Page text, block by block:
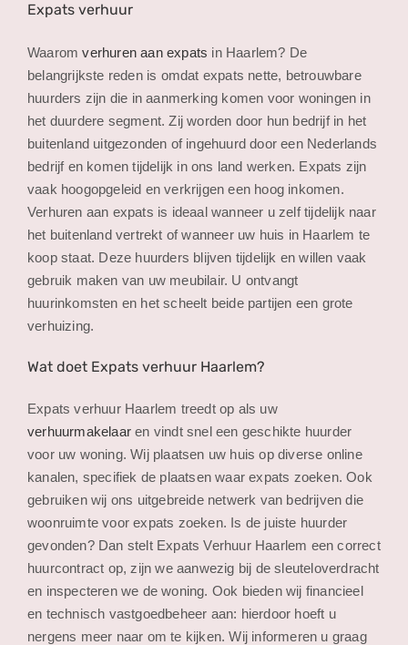
Expats verhuur
Waaromverhuren aan expats in Haarlem? De
belangrijkste reden is omdat expats nette, betrouwbare
huurders zijn die in aanmerking komen voor woningen in
het duurdere segment. Zij worden door hun bedrijf in het
buitenland uitgezonden of ingehuurd door een Nederlands
bedrijf en komen tijdelijk in ons land werken. Expats zijn
vaak hoogopgeleid en verkrijgen een hoog inkomen.
Verhuren aan expats is ideaal wanneer u zelf tijdelijk naar
het buitenland vertrekt of wanneer uw huis in Haarlem te
koop staat. Deze huurders blijven tijdelijk en willen vaak
gebruik maken van uw meubilair. U ontvangt
huurinkomsten en het scheelt beide partijen een grote
verhuizing.
Wat doet Expats verhuur Haarlem?
Expats verhuur Haarlem treedt op als uw
verhuurmakelaaren vindt snel een geschikte huurder
voor uw woning. Wij plaatsen uw huis op diverse online
kanalen, specifiek de plaatsen waar expats zoeken. Ook
gebruiken wij ons uitgebreide netwerk van bedrijven die
woonruimte voor expats zoeken. Is de juiste huurder
gevonden? Dan stelt Expats Verhuur Haarlem een correct
huurcontract op, zijn we aanwezig bij de sleuteloverdracht
en inspecteren we de woning. Ook bieden wij financieel
en technisch vastgoedbeheer aan: hierdoor hoeft u
nergens meer naar om te kijken. Wij informeren u graag